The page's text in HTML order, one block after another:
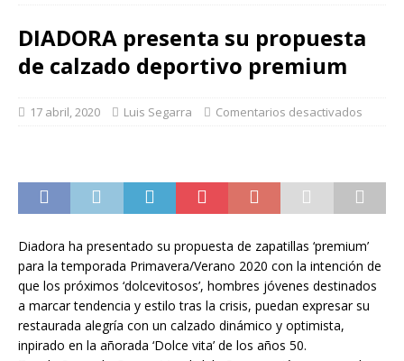
DIADORA presenta su propuesta
de calzado deportivo premium
17 abril, 2020 Luis Segarra Comentarios desactivados
Diadora ha presentado su propuesta de zapatillas ‘premium’
para la temporada Primavera/Verano 2020 con la intención de
que los próximos ‘dolcevitosos’, hombres jóvenes destinados
a marcar tendencia y estilo tras la crisis, puedan expresar su
restaurada alegría con un calzado dinámico y optimista,
inpirado en la añorada ‘Dolce vita’ de los años 50.